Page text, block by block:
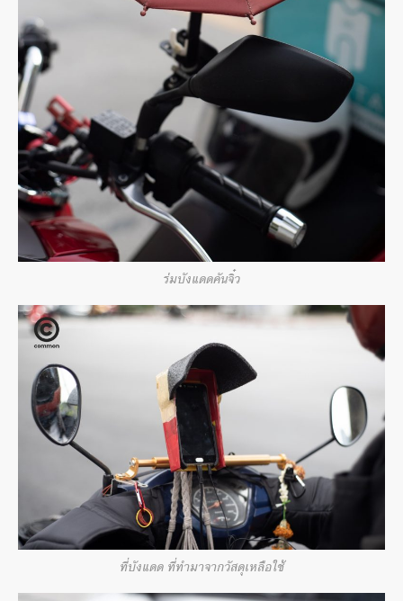
ร่มบังแดดคันจิ๋ว
ที่บังแดด ที่ทำมาจากวัสดุเหลือใช้